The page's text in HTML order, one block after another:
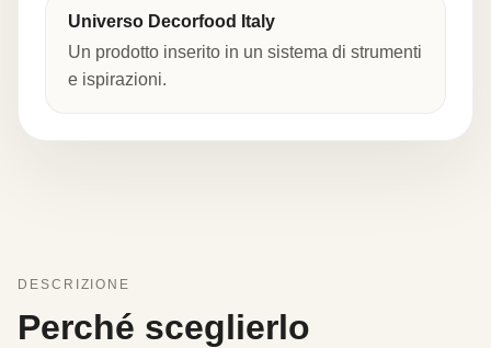
Universo Decorfood Italy
Un prodotto inserito in un sistema di strumenti
e ispirazioni.
DESCRIZIONE
Perché sceglierlo